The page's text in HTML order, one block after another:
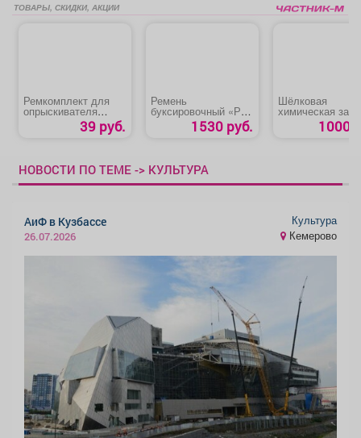
ТОВАРЫ, СКИДКИ, АКЦИИ
Ремкомплект для
опрыскивателя
«ОП-207/ОП-20939 руб.
Ремень
буксировочный «РБ
50» 1530 руб.
Шёлковая
химическая
1000
НОВОСТИ ПО ТЕМЕ -> КУЛЬТУРА
АиФ в Кузбассе
26.07.2026
Культура
Кемерово